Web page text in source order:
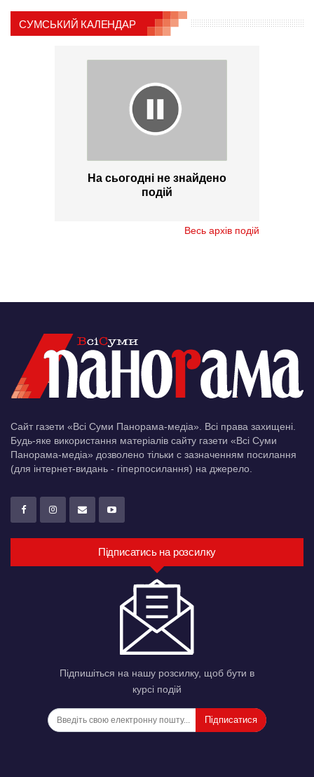
СУМСЬКИЙ КАЛЕНДАР
На сьогодні не знайдено
подій
Весь архів подій
Сайт газети «Всі Суми Панорама-медіа». Всі права захищені.
Будь-яке використання матеріалів сайту газети «Всі Суми
Панорама-медіа» дозволено тільки c зазначенням посилання
(для інтернет-видань - гіперпосилання) на джерело.
Підписатись на розсилку
Підпишіться на нашу розсилку, щоб бути в
курсі подій
Підписатися